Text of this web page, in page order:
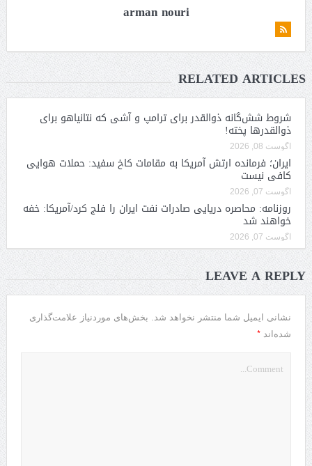
arman nouri
RELATED ARTICLES
شروط شش‌گانه ذوالقدر برای ترامپ و آشی که نتانیاهو برای
ذوالقدرها پخته!
آگوست 08, 2026
ایران؛ فرمانده ارتش آمریکا به مقامات کاخ سفید: حملات هوایی
کافی نیست
آگوست 07, 2026
روزنامه: محاصره دریایی صادرات نفت ایران را فلج کرد/آمریکا: خفه
خواهند شد
آگوست 07, 2026
LEAVE A REPLY
نشانی ایمیل شما منتشر نخواهد شد. بخش‌های موردنیاز علامت‌گذاری
شده‌اند *